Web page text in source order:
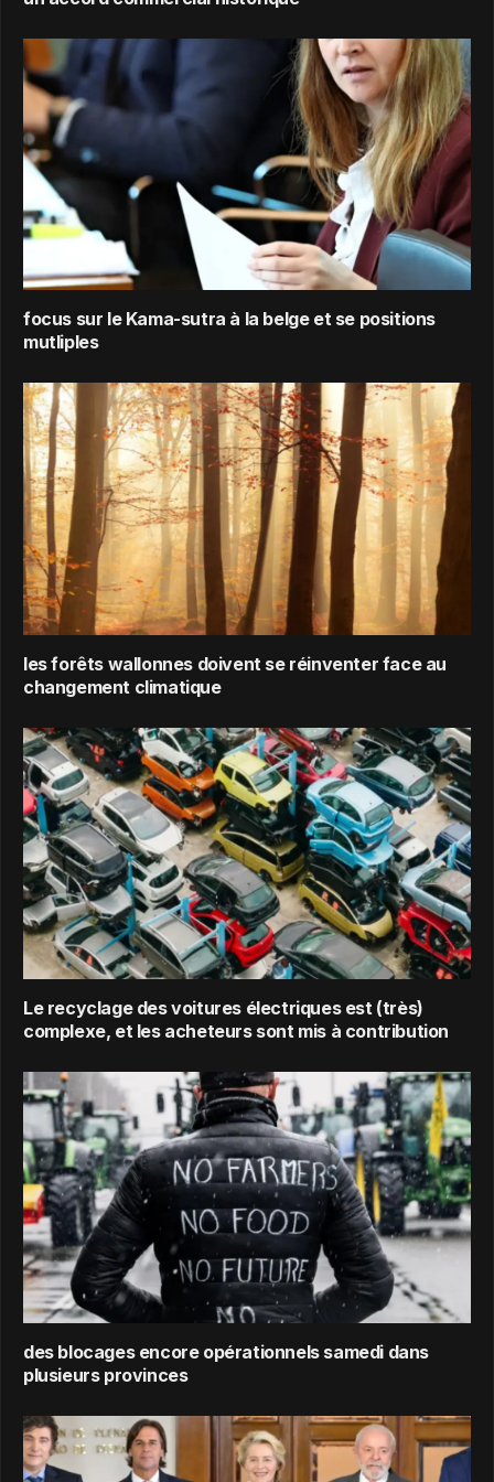
focus sur le Kama-sutra à la belge et se positions
mutliples
les forêts wallonnes doivent se réinventer face au
changement climatique
Le recyclage des voitures électriques est (très)
complexe, et les acheteurs sont mis à contribution
des blocages encore opérationnels samedi dans
plusieurs provinces